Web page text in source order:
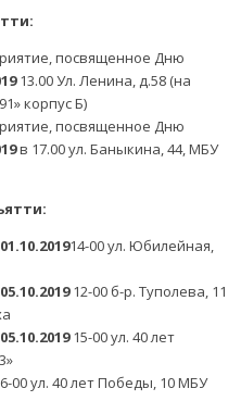
посвященное Дню
13.00 Ул. Ленина, д.58 (на
корпус Б)
посвященное Дню
в 17.00 ул. Баныкина, 44, МБУ
01.10.201914-00 ул. Юбилейная,
05.10.201912-00 б-р. Туполева, 11
05.10.201915-00 ул. 40 лет
00 ул. 40 лет Победы, 10 МБУ